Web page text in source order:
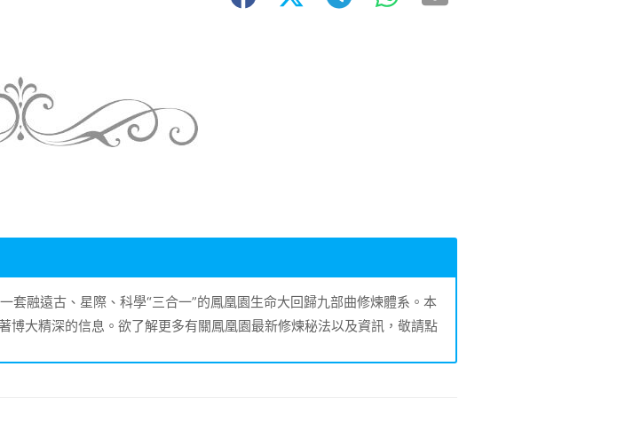
融遠古、星際、科學“三合一”的鳳凰園生命大回歸九部曲修煉體系。本
大精深的信息。欲了解更多有關鳳凰園最新修煉秘法以及資訊，敬請點